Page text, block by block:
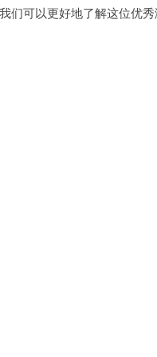
可以更好地了解这位优秀